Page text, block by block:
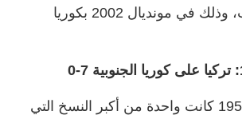
في تاريخ المنتخب، وذلك في مونديال 2002 بكوريا
بطولة سويسرا 1954 كانت واحدة من أكبر النسخ التي